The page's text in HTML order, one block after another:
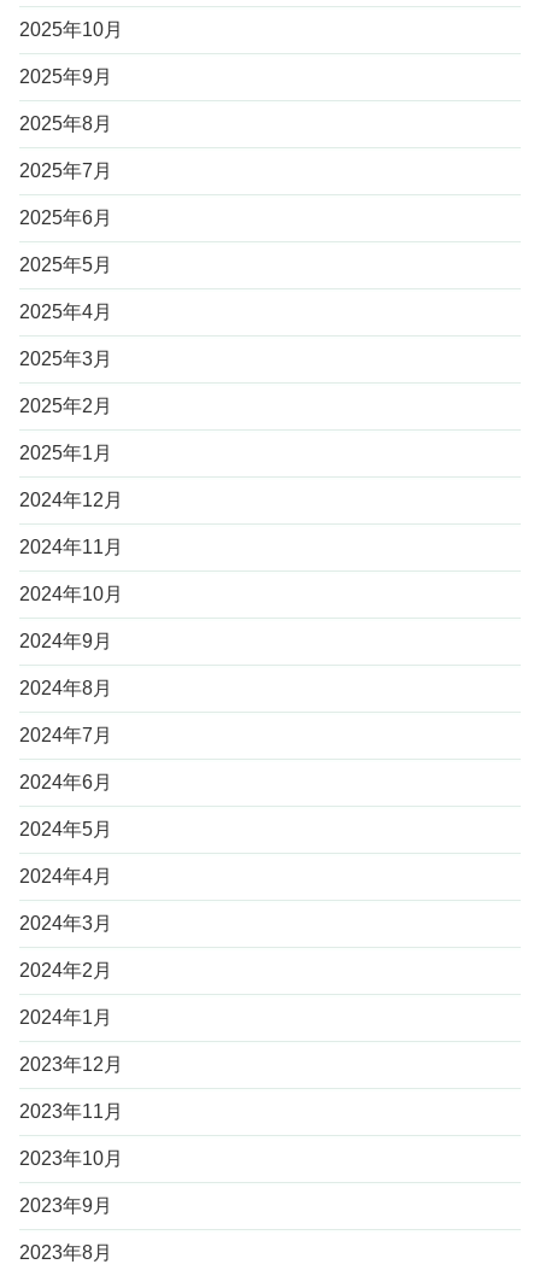
2025年10月
2025年9月
2025年8月
2025年7月
2025年6月
2025年5月
2025年4月
2025年3月
2025年2月
2025年1月
2024年12月
2024年11月
2024年10月
2024年9月
2024年8月
2024年7月
2024年6月
2024年5月
2024年4月
2024年3月
2024年2月
2024年1月
2023年12月
2023年11月
2023年10月
2023年9月
2023年8月